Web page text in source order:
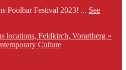
Poolbar Festival 2023! ... See
locations, Feldkirch, Vorarlberg »
Culture